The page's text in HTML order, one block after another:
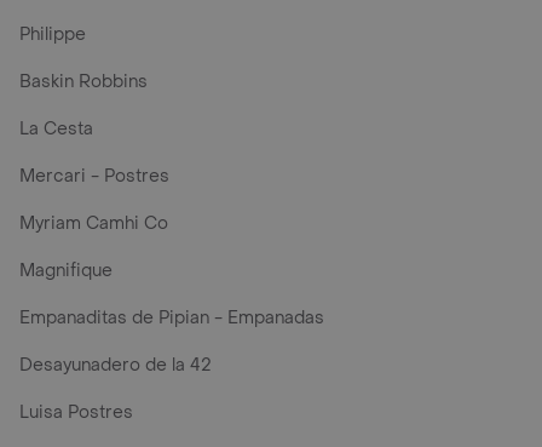
Philippe
Baskin Robbins
La Cesta
Mercari - Postres
Myriam Camhi Co
Magnifique
Empanaditas de Pipian - Empanadas
Desayunadero de la 42
Luisa Postres